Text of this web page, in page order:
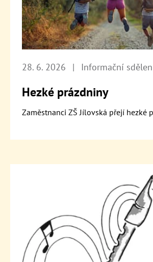
28. 6. 2026 | Informační
Hezké prázdniny
Zaměstnanci ZŠ Jílovská přejí hezké